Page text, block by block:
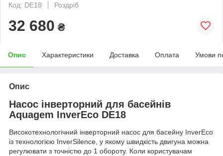
Код: DE18
Роздріб
32 680 ₴
Опис Характеристики Доставка Оплата Умови
Опис
Насос інверторний для басейнів
Aquagem InverEco DE18
Високотехнологічний інверторний насос для басейну InverEco
із технологією InverSilence, у якому швидкість двигуна можна
регулювати з точністю до 1 обороту. Коли користувачам